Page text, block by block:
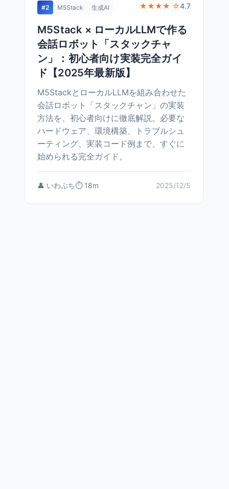
#2 M5Stack 生成AI ★★★★ ☆4.7
M5Stack × ローカルLLMで作る
会話ロボット「スタックチャ
ン」：初心者向け実装完全ガイ
ド【2025年最新版】
M5StackとローカルLLMを組み合わせた
会話ロボット「スタックチャン」の実装
方法を、初心者向けに徹底解説。必要な
ハードウェア、環境構築、トラブルシュ
ーティング、実装コード例まで、すぐに
始められる完全ガイド。
👤 いわぶち⏱️ 18m 2025/12/5